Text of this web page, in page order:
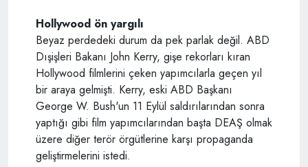
Hollywood ön yargılı
Beyaz perdedeki durum da pek parlak değil. ABD
Dışişleri Bakanı John Kerry, gişe rekorları kıran
Hollywood filmlerini çeken yapımcılarla geçen yıl
bir araya gelmişti. Kerry, eski ABD Başkanı
George W. Bush'un 11 Eylül saldırılarından sonra
yaptığı gibi film yapımcılarından başta DEAŞ olmak
üzere diğer terör örgütlerine karşı propaganda
geliştirmelerini istedi.